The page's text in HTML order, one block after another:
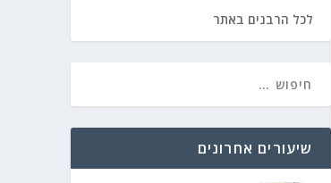
לכל הרבנים באתר
שיעורים אחרונים